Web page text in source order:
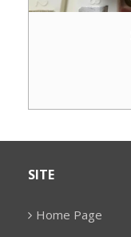
SITE
Home Page